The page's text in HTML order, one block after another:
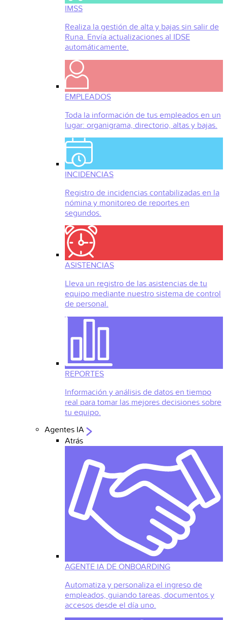
IMSS
Realiza la gestión de alta y bajas sin salir de
Runa. Envía actualizaciones al IDSE
automáticamente.
EMPLEADOS
Toda la información de tus empleados en un
lugar: organigrama, directorio, altas y bajas.
INCIDENCIAS
Registro de incidencias contabilizadas en la
nómina y monitoreo de reportes en
segundos.
ASISTENCIAS
Lleva un registro de las asistencias de tu
equipo mediante nuestro sistema de control
de personal.
REPORTES
Información y análisis de datos en tiempo
real para tomar las mejores decisiones sobre
tu equipo.
Agentes IA
Atrás
AGENTE IA DE ONBOARDING
Automatiza y personaliza el ingreso de
empleados, guiando tareas, documentos y
accesos desde el día uno.